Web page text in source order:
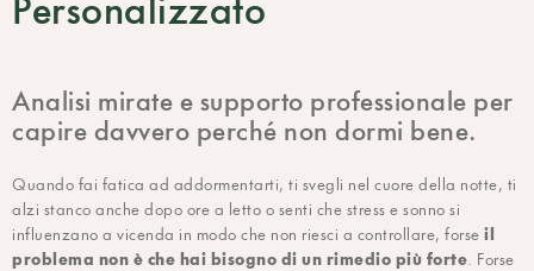
Analisi mirate e supporto professionale per
capire davvero perché non dormi bene.
Quando fai fatica ad addormentarti, ti svegli nel cuore della notte, ti
alzi stanco anche dopo ore a letto o senti che stress e sonno si
influenzano a vicenda in modo che non riesci a controllare, forse il
problema non è che hai bisogno di un rimedio più forte. Forse